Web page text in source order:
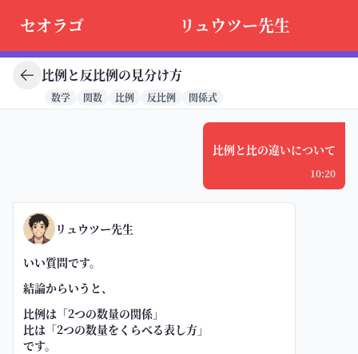
セオラゴ リュウツー先生
比例と反比例の見分け方
数学 関数 比例 反比例 関係式
比例と比の違いについて
10:20
リュウツー先生
いい質問です。
結論からいうと、
比例は「2つの数量の関係」
比は「2つの数量をくらべる表し方」
です。